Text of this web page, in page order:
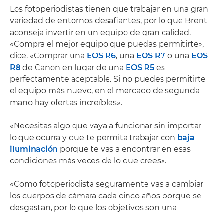
Los fotoperiodistas tienen que trabajar en una gran
variedad de entornos desafiantes, por lo que Brent
aconseja invertir en un equipo de gran calidad.
«Compra el mejor equipo que puedas permitirte»,
dice. «Comprar una EOS R6, una EOS R7 o una EOS
R8 de Canon en lugar de una EOS R5 es
perfectamente aceptable. Si no puedes permitirte
el equipo más nuevo, en el mercado de segunda
mano hay ofertas increíbles».
«Necesitas algo que vaya a funcionar sin importar
lo que ocurra y que te permita trabajar con baja
iluminación porque te vas a encontrar en esas
condiciones más veces de lo que crees».
«Como fotoperiodista seguramente vas a cambiar
los cuerpos de cámara cada cinco años porque se
desgastan, por lo que los objetivos son una